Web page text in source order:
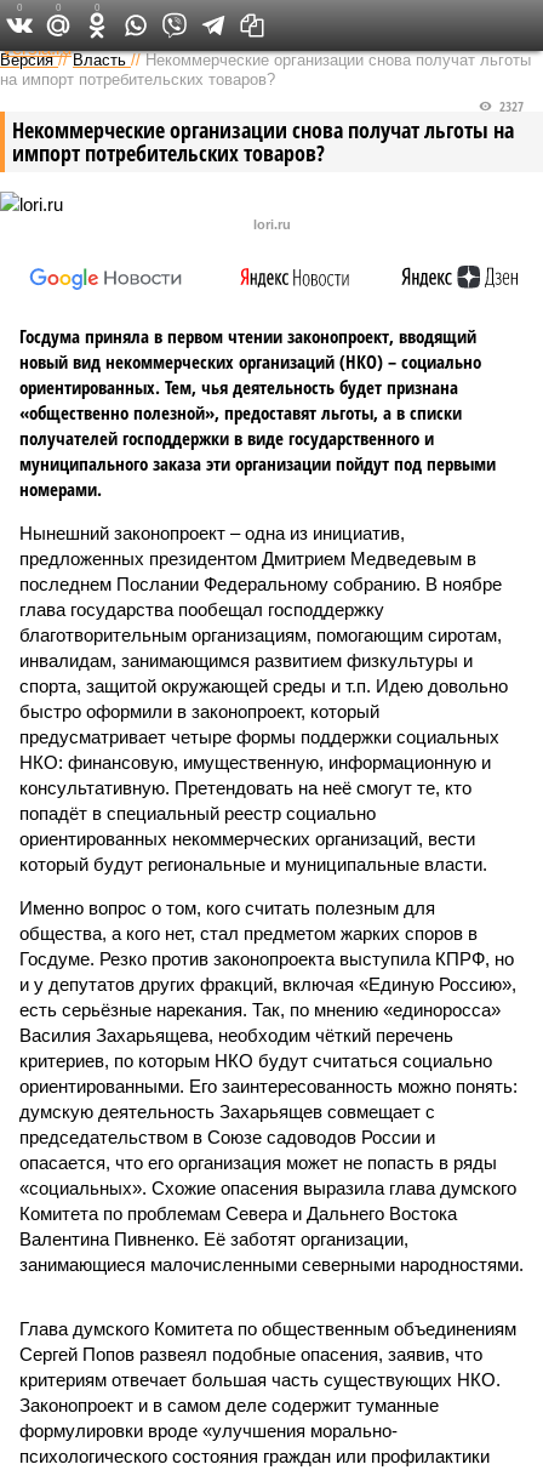
Федеральный выпуск
Версия //Власть //Некоммерческие организации снова получат льготы
на импорт потребительских товаров?
Некоммерческие организации снова получат льготы на
импорт потребительских товаров?
2327
lori.ru
Госдума приняла в первом чтении законопроект, вводящий
новый вид некоммерческих организаций (НКО) – социально
ориентированных. Тем, чья деятельность будет признана
«общественно полезной», предоставят льготы, а в списки
получателей господдержки в виде государственного и
муниципального заказа эти организации пойдут под первыми
номерами.
Нынешний законопроект – одна из инициатив,
предложенных президентом Дмитрием Медведевым в
последнем Послании Федеральному собранию. В ноябре
глава государства пообещал господдержку
благотворительным организациям, помогающим сиротам,
инвалидам, занимающимся развитием физкультуры и
спорта, защитой окружающей среды и т.п. Идею довольно
быстро оформили в законопроект, который
предусматривает четыре формы поддержки социальных
НКО: финансовую, имущественную, информационную и
консультативную. Претендовать на неё смогут те, кто
попадёт в специальный реестр социально
ориентированных некоммерческих организаций, вести
который будут региональные и муниципальные власти.
Именно вопрос о том, кого считать полезным для
общества, а кого нет, стал предметом жарких споров в
Госдуме. Резко против законопроекта выступила КПРФ, но
и у депутатов других фракций, включая «Единую Россию»,
есть серьёзные нарекания. Так, по мнению «единоросса»
Василия Захарьящева, необходим чёткий перечень
критериев, по которым НКО будут считаться социально
ориентированными. Его заинтересованность можно понять:
думскую деятельность Захарьящев совмещает с
председательством в Союзе садоводов России и
опасается, что его организация может не попасть в ряды
«социальных». Схожие опасения выразила глава думского
Комитета по проблемам Севера и Дальнего Востока
Валентина Пивненко. Её заботят организации,
занимающиеся малочисленными северными народностями.
Глава думского Комитета по общественным объединениям
Сергей Попов развеял подобные опасения, заявив, что
критериям отвечает большая часть существующих НКО.
Законопроект и в самом деле содержит туманные
формулировки вроде «улучшения морально-
психологического состояния граждан или профилактики
0 0 0